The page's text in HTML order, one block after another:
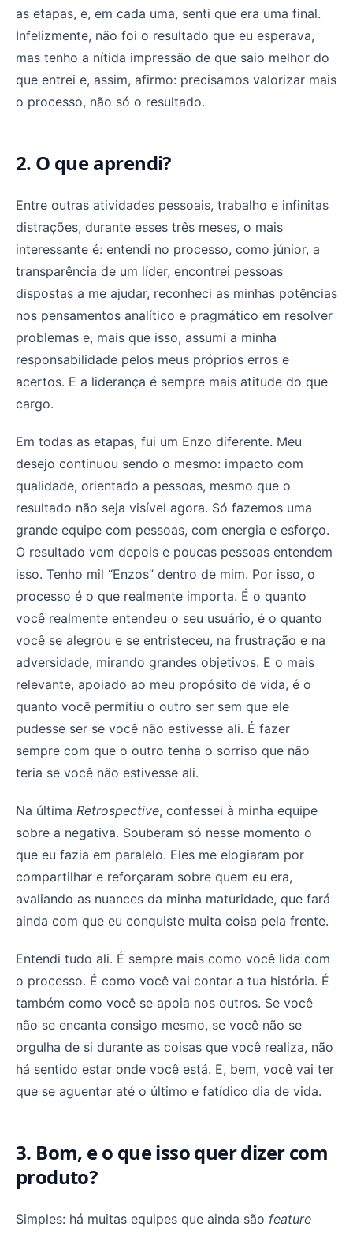
as etapas, e, em cada uma, senti que era uma final.
Infelizmente, não foi o resultado que eu esperava,
mas tenho a nítida impressão de que saio melhor do
que entrei e, assim, afirmo: precisamos valorizar mais
o processo, não só o resultado.
2. O que aprendi?
Entre outras atividades pessoais, trabalho e infinitas
distrações, durante esses três meses, o mais
interessante é: entendi no processo, como júnior, a
transparência de um líder, encontrei pessoas
dispostas a me ajudar, reconheci as minhas potências
nos pensamentos analítico e pragmático em resolver
problemas e, mais que isso, assumi a minha
responsabilidade pelos meus próprios erros e
acertos. E a liderança é sempre mais atitude do que
cargo.
Em todas as etapas, fui um Enzo diferente. Meu
desejo continuou sendo o mesmo: impacto com
qualidade, orientado a pessoas, mesmo que o
resultado não seja visível agora. Só fazemos uma
grande equipe com pessoas, com energia e esforço.
O resultado vem depois e poucas pessoas entendem
isso. Tenho mil “Enzos” dentro de mim. Por isso, o
processo é o que realmente importa. É o quanto
você realmente entendeu o seu usuário, é o quanto
você se alegrou e se entristeceu, na frustração e na
adversidade, mirando grandes objetivos. E o mais
relevante, apoiado ao meu propósito de vida, é o
quanto você permitiu o outro ser sem que ele
pudesse ser se você não estivesse ali. É fazer
sempre com que o outro tenha o sorriso que não
teria se você não estivesse ali.
Na última Retrospective, confessei à minha equipe
sobre a negativa. Souberam só nesse momento o
que eu fazia em paralelo. Eles me elogiaram por
compartilhar e reforçaram sobre quem eu era,
avaliando as nuances da minha maturidade, que fará
ainda com que eu conquiste muita coisa pela frente.
Entendi tudo ali. É sempre mais como você lida com
o processo. É como você vai contar a tua história. É
também como você se apoia nos outros. Se você
não se encanta consigo mesmo, se você não se
orgulha de si durante as coisas que você realiza, não
há sentido estar onde você está. E, bem, você vai ter
que se aguentar até o último e fatídico dia de vida.
3. Bom, e o que isso quer dizer com
produto?
Simples: há muitas equipes que ainda são feature